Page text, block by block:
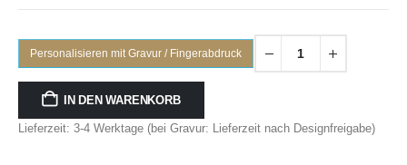
Personalisieren mit Gravur / Fingerabdruck
IN DEN WARENKORB
Lieferzeit: 3-4 Werktage (bei Gravur: Lieferzeit nach Designfreigabe)